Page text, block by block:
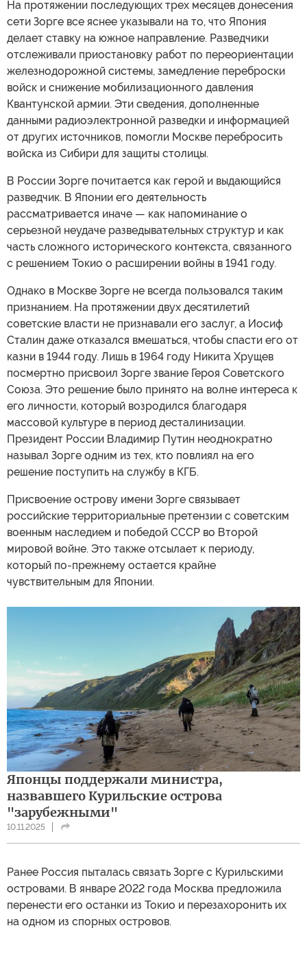
На протяжении последующих трех месяцев донесения
сети Зорге все яснее указывали на то, что Япония
делает ставку на южное направление. Разведчики
отслеживали приостановку работ по переориентации
железнодорожной системы, замедление переброски
войск и снижение мобилизационного давления
Квантунской армии. Эти сведения, дополненные
данными радиоэлектронной разведки и информацией
от других источников, помогли Москве перебросить
войска из Сибири для защиты столицы.
В России Зорге почитается как герой и выдающийся
разведчик. В Японии его деятельность
рассматривается иначе — как напоминание о
серьезной неудаче разведывательных структур и как
часть сложного исторического контекста, связанного
с решением Токио о расширении войны в 1941 году.
Однако в Москве Зорге не всегда пользовался таким
признанием. На протяжении двух десятилетий
советские власти не признавали его заслуг, а Иосиф
Сталин даже отказался вмешаться, чтобы спасти его от
казни в 1944 году. Лишь в 1964 году Никита Хрущев
посмертно присвоил Зорге звание Героя Советского
Союза. Это решение было принято на волне интереса к
его личности, который возродился благодаря
массовой культуре в период десталинизации.
Президент России Владимир Путин неоднократно
называл Зорге одним из тех, кто повлиял на его
решение поступить на службу в КГБ.
Присвоение острову имени Зорге связывает
российские территориальные претензии с советским
военным наследием и победой СССР во Второй
мировой войне. Это также отсылает к периоду,
который по-прежнему остается крайне
чувствительным для Японии.
Японцы поддержали министра,
назвавшего Курильские острова
"зарубежными"
10.11.2025
Ранее Россия пыталась связать Зорге с Курильскими
островами. В январе 2022 года Москва предложила
перенести его останки из Токио и перезахоронить их
на одном из спорных островов.